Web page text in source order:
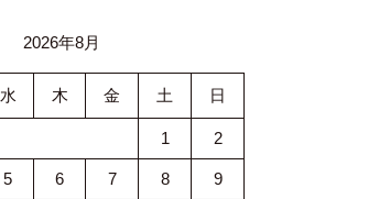
2026年8月
水 木 金 土 日
1 2
5 6 7 8 9